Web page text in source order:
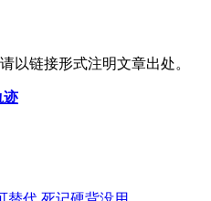
以链接形式注明文章出处。
迹